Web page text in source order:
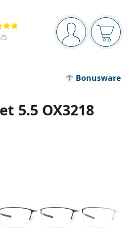
Navigationsleiste
Sie sind Der
/5
Bonusware
5.5 OX3218